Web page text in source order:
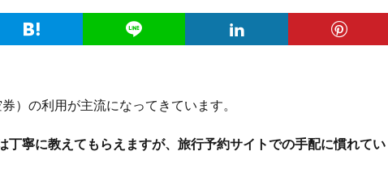
）の利用が主流になってきています。
丁寧に教えてもらえますが、旅行予約サイトでの手配に慣れてい